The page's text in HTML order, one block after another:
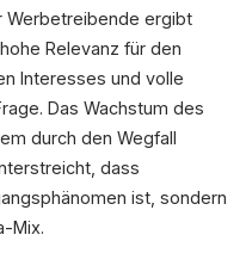
Werbetreibende ergibt
Relevanz für den
Interesses und volle
Das Wachstum des
durch den Wegfall
dass
ist, sondern
Mix.